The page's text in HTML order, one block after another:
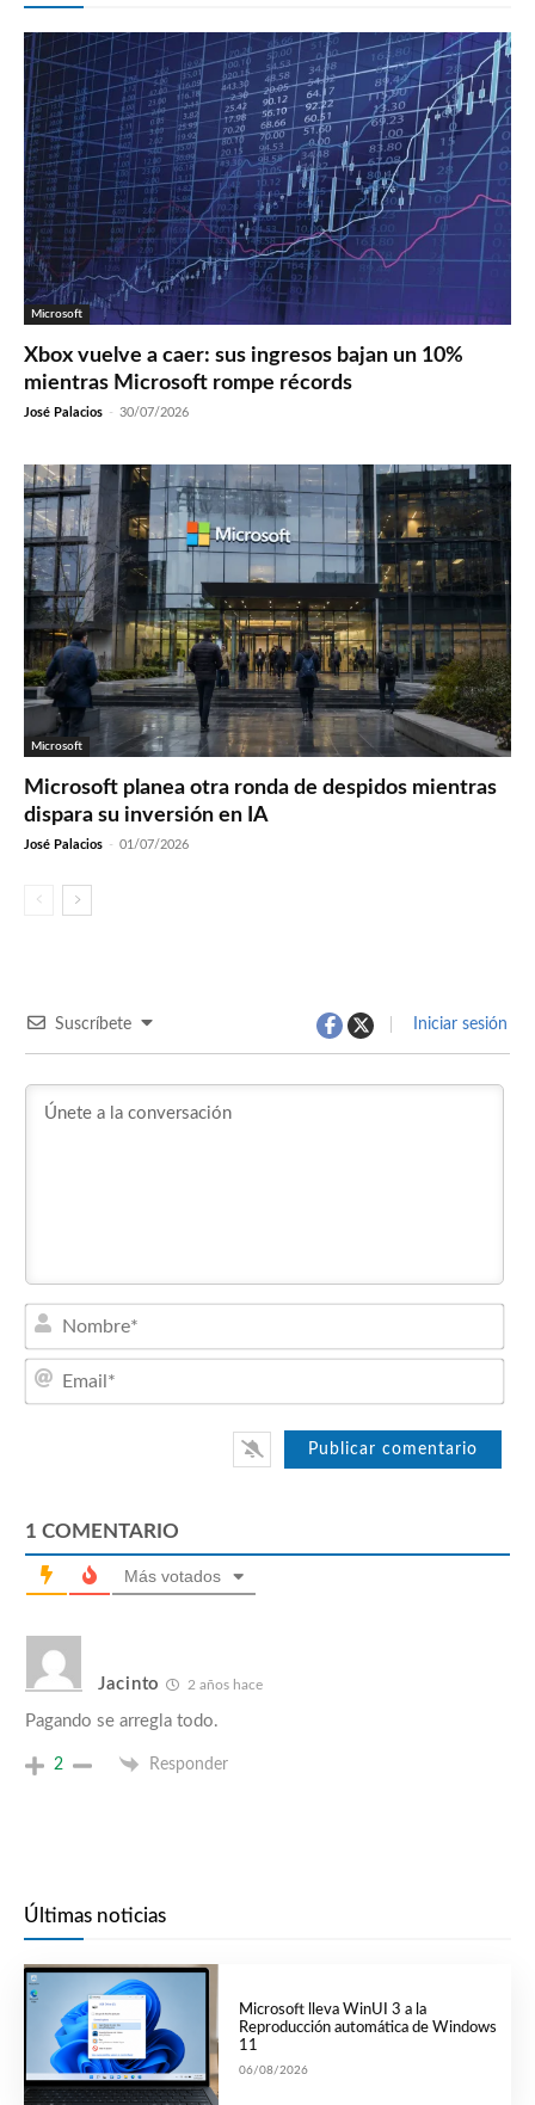
Microsoft
Xbox vuelve a caer: sus ingresos bajan un 10%
mientras Microsoft rompe récords
José Palacios - 30/07/2026
Microsoft
Microsoft planea otra ronda de despidos mientras
dispara su inversión en IA
José Palacios - 01/07/2026
Suscríbete Iniciar sesión
1 COMENTARIO
Más votados
Jacinto 2 años hace
Pagando se arregla todo.
2 Responder
Últimas noticias
Microsoft lleva WinUI 3 a la
Reproducción automática de Windows
11
06/08/2026